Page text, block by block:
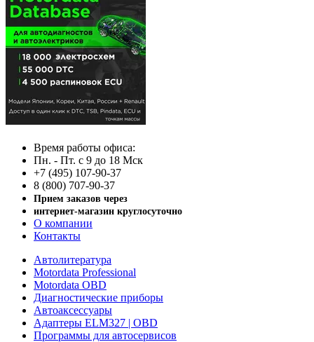
Время работы офиса:
Пн. - Пт. с 9 до 18 Мск
+7 (495) 107-90-37
8 (800) 707-90-37
Прием заказов через
интернет-магазин круглосуточно
О компании
Контакты
Автолитература
Motordata Professional
Motordata OBD
Диагностические приборы
Автоаксессуары
Адаптеры ELM327 | OBD
Программы для автосервисов